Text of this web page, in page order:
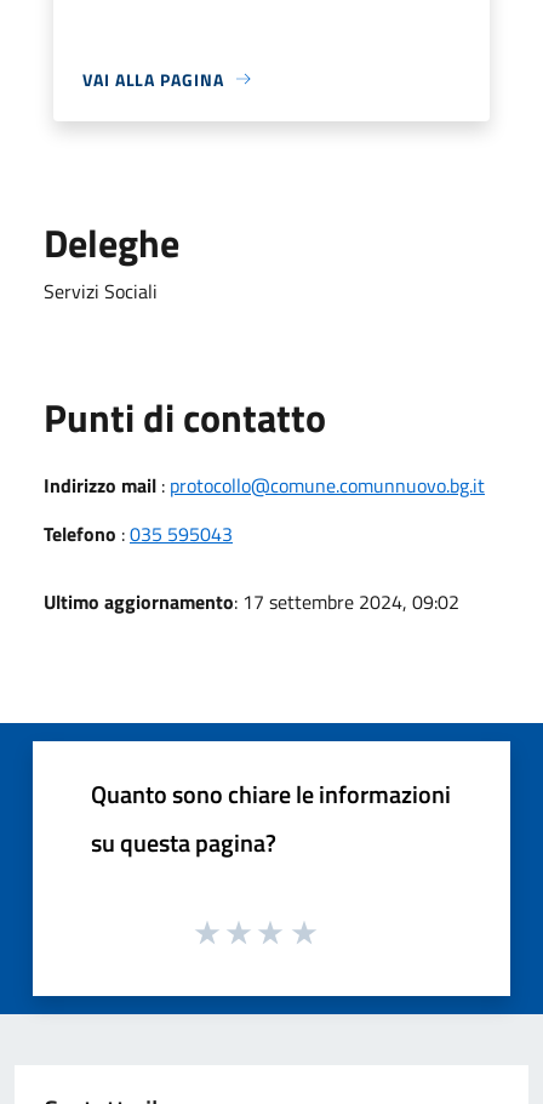
VAI ALLA PAGINA
Deleghe
Servizi Sociali
Punti di contatto
Indirizzo mail : protocollo@comune.comunnuovo.bg.it
Telefono :035 595043
Ultimo aggiornamento: 17 settembre 2024, 09:02
Quanto sono chiare le informazioni
su questa pagina?